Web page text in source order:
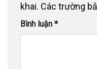
khai. Các trường
Bình luận *